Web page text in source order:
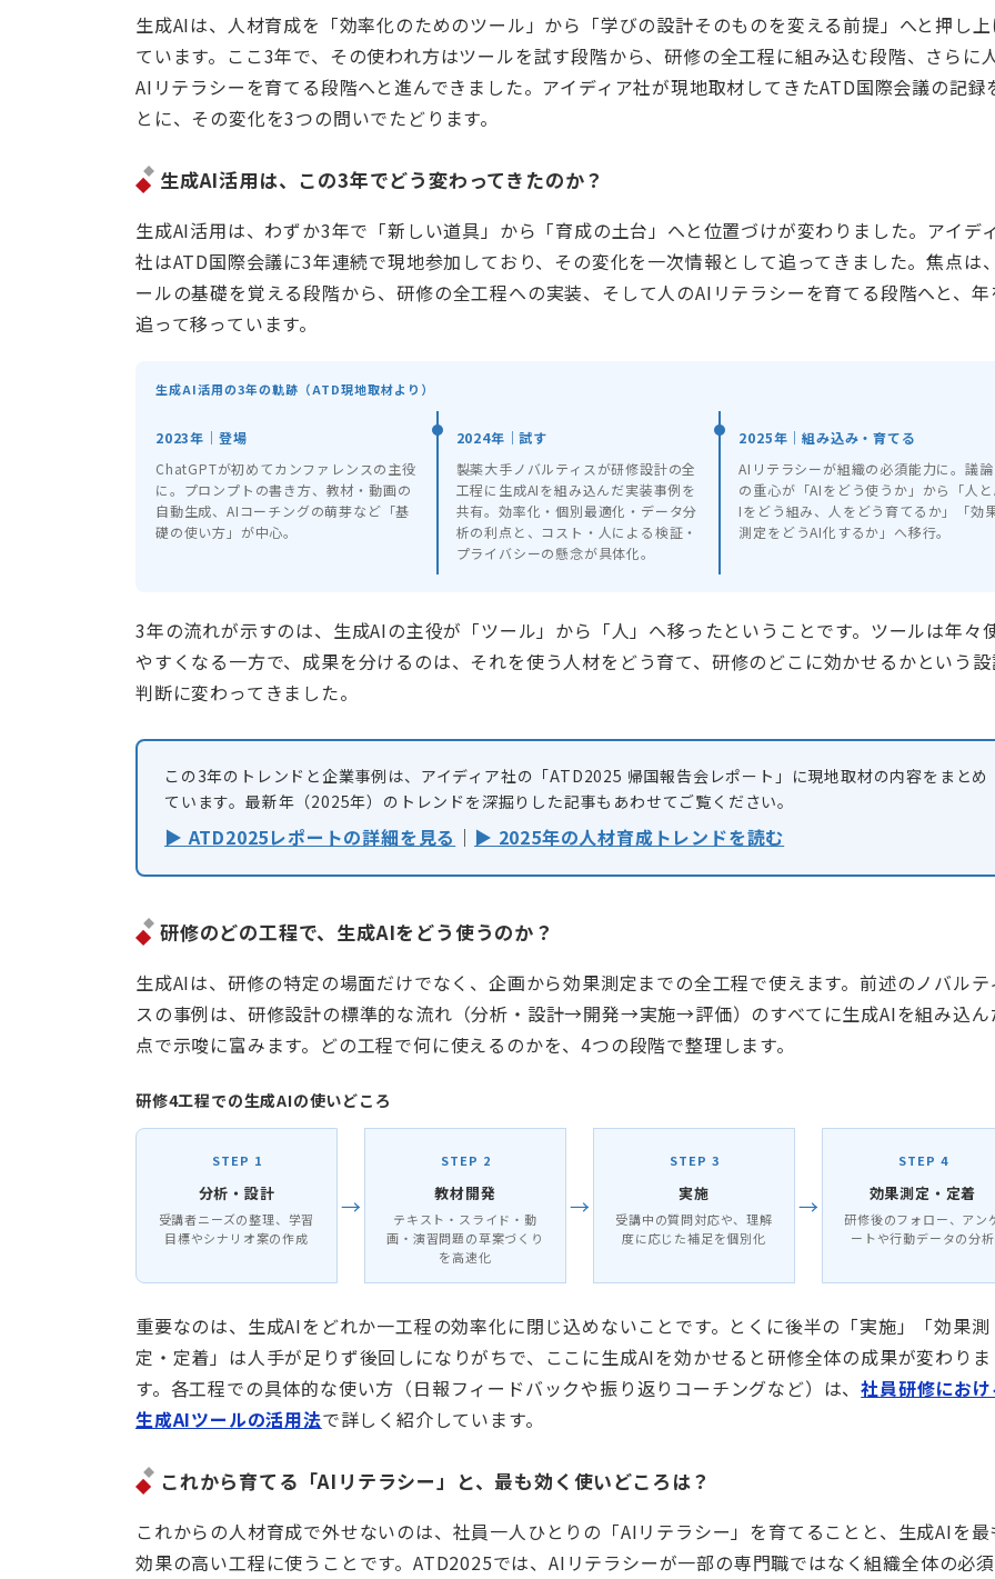
生成AIは、人材育成を「効率化のためのツール」から「学びの設計そのものを変える前提」へと押し
ています。ここ3年で、その使われ方はツールを試す段階から、研修の全工程に組み込む段階、さらに
AIリテラシーを育てる段階へと進んできました。アイディア社が現地取材してきたATD国際会議の記録
とに、その変化を3つの問いでたどります。
生成AI活用は、この3年でどう変わってきたのか？
生成AI活用は、わずか3年で「新しい道具」から「育成の土台」へと位置づけが変わりました。アイデ
社はATD国際会議に3年連続で現地参加しており、その変化を一次情報として追ってきました。焦点は
ールの基礎を覚える段階から、研修の全工程への実装、そして人のAIリテラシーを育てる段階へと、年
追って移っています。
生成AI活用の3年の軌跡（ATD現地取材より）
2023年｜登場
ChatGPTが初めてカンファレンスの主役
に。プロンプトの書き方、教材・動画の
自動生成、AIコーチングの萌芽など「基
礎の使い方」が中心。
2024年｜試す
製薬大手ノバルティスが研修設計の全
工程に生成AIを組み込んだ実装事例を
共有。効率化・個別最適化・データ分
析の利点と、コスト・人による検証・
プライバシーの懸念が具体化。
2025年｜組み込み・育てる
AIリテラシーが組織の必須能力に。議論
の重心が「AIをどう使うか」から「人
Iをどう組み、人をどう育てるか」「効
測定をどうAI化するか」へ移行。
3年の流れが示すのは、生成AIの主役が「ツール」から「人」へ移ったということです。ツールは年々
やすくなる一方で、成果を分けるのは、それを使う人材をどう育て、研修のどこに効かせるかという
判断に変わってきました。
この3年のトレンドと企業事例は、アイディア社の「ATD2025 帰国報告会レポート」に現地取材の内容をまとめ
ています。最新年（2025年）のトレンドを深掘りした記事もあわせてご覧ください。
▶ ATD2025レポートの詳細を見る ｜ ▶ 2025年の人材育成トレンドを読む
研修のどの工程で、生成AIをどう使うのか？
生成AIは、研修の特定の場面だけでなく、企画から効果測定までの全工程で使えます。前述のノバルテ
スの事例は、研修設計の標準的な流れ（分析・設計→開発→実施→評価）のすべてに生成AIを組み込ん
点で示唆に富みます。どの工程で何に使えるのかを、4つの段階で整理します。
研修4工程での生成AIの使いどころ
STEP 1
分析・設計
受講者ニーズの整理、学習
目標やシナリオ案の作成
→
STEP 2
教材開発
テキスト・スライド・動
画・演習問題の草案づくり
を高速化
→
STEP 3
実施
受講中の質問対応や、理解
度に応じた補足を個別化
→
STEP 4
効果測定・定着
研修後のフォロー、アン
ートや行動データの分析
重要なのは、生成AIをどれか一工程の効率化に閉じ込めないことです。とくに後半の「実施」「効果測
定・定着」は人手が足りず後回しになりがちで、ここに生成AIを効かせると研修全体の成果が変わりま
す。各工程での具体的な使い方（日報フィードバックや振り返りコーチングなど）は、社員研修におけ
生成AIツールの活用法で詳しく紹介しています。
これから育てる「AIリテラシー」と、最も効く使いどころは？
これからの人材育成で外せないのは、社員一人ひとりの「AIリテラシー」を育てることと、生成AIを最
効果の高い工程に使うことです。ATD2025では、AIリテラシーが一部の専門職ではなく組織全体の必